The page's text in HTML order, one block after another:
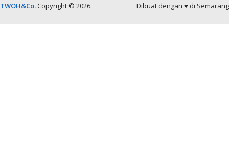
TWOH&Co.Copyright © 2026. Dibuat dengan ♥ di Semarang